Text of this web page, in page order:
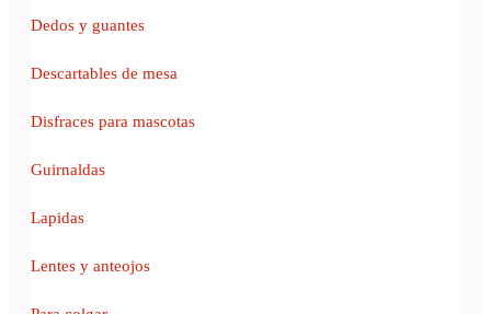
Dedos y guantes
Descartables de mesa
Disfraces para mascotas
Guirnaldas
Lapidas
Lentes y anteojos